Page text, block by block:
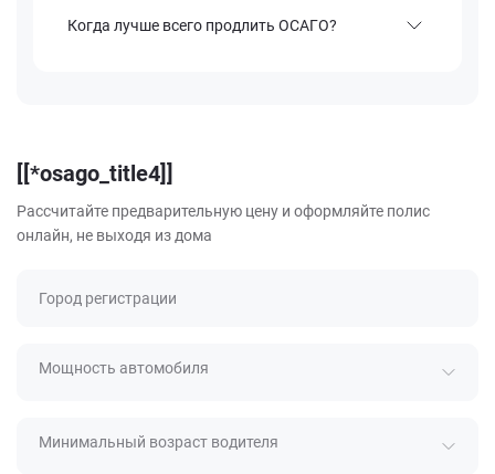
Когда лучше всего продлить ОСАГО?
[[*osago_title4]]
Рассчитайте предварительную цену и оформляйте полис
онлайн, не выходя из дома
Город регистрации
Мощность автомобиля
Минимальный возраст водителя